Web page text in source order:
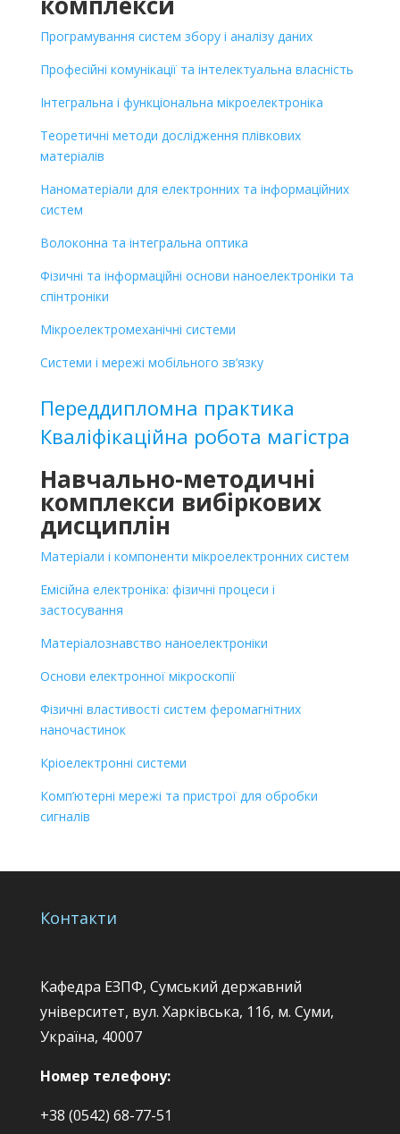
Програмування систем збору і аналізу даних
Професійні комунікації та інтелектуальна власність
Інтегральна і функціональна мікроелектроніка
Теоретичні методи дослідження плівкових
матеріалів
Наноматеріали для електронних та інформаційних
систем
Волоконна та інтегральна оптика
Фізичні та інформаційні основи наноелектроніки та
спінтроніки
Мікроелектромеханічні системи
Системи і мережі мобільного зв’язку
Переддипломна практика
Кваліфікаційна робота магістра
Навчально-методичні
комплекси вибіркових
дисциплін
Матеріали і компоненти мікроелектронних систем
Емісійна електроніка: фізичні процеси і
застосування
Матеріалознавство наноелектроніки
Основи електронної мікроскопії
Фізичні властивості систем феромагнітних
наночастинок
Кріоелектронні системи
Комп’ютерні мережі та пристрої для обробки
сигналів
Контакти
Кафедра ЕЗПФ, Сумський державний
університет, вул. Харківська, 116, м. Суми,
Україна, 40007
Номер телефону:
+38 (0542) 68-77-51